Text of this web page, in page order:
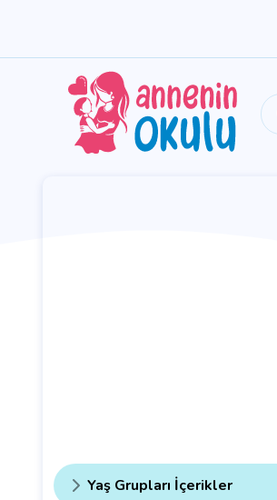
Yaş Grupları İçerikler